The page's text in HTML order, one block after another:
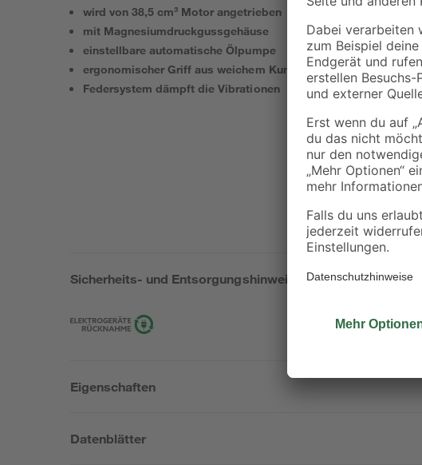
wird von 38,5 cm³ Motor angetrieben
mit Magnesiumdruckgussgehäuse
einstellbare automatische Ölpumpe
ergonomischer Griff aus weichem Kunststoff
Federsystem dämpft die Vibrationen
Sicherheits- und Entsorgungshinweise
Eigenschaften
Datenblätter